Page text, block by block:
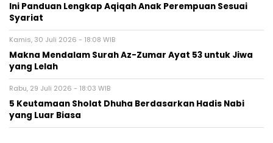
Ini Panduan Lengkap Aqiqah Anak Perempuan Sesuai
Syariat
Kamis, 30 Juli 2026 - 18:08 WIB
Makna Mendalam Surah Az-Zumar Ayat 53 untuk Jiwa
yang Lelah
Rabu, 29 Juli 2026 - 18:03 WIB
5 Keutamaan Sholat Dhuha Berdasarkan Hadis Nabi
yang Luar Biasa